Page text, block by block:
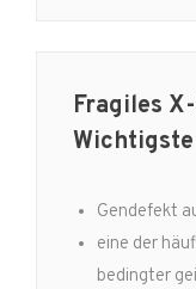
Fragiles
Gendefekt
eine der
bedingter